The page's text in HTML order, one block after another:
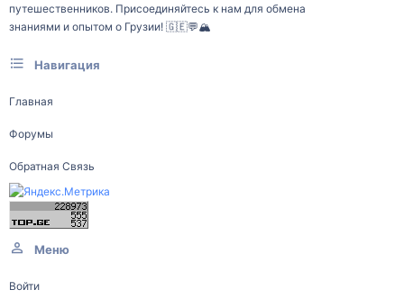
путешественников. Присоединяйтесь к нам для обмена
знаниями и опытом о Грузии! 🇬🇪💬🏔️
Навигация
Главная
Форумы
Обратная Связь
Меню
Войти